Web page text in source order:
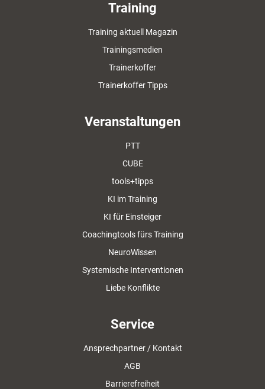
Training
Training aktuell Magazin
Trainingsmedien
Trainerkoffer
Trainerkoffer Tipps
Veranstaltungen
PTT
CUBE
tools+tipps
KI im Training
KI für Einsteiger
Coachingtools fürs Training
NeuroWissen
Systemische Interventionen
Liebe Konflikte
Service
Ansprechpartner / Kontakt
AGB
Barrierefreiheit